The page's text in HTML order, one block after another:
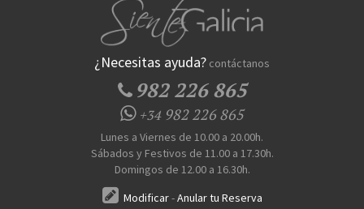
¿Necesitas ayuda? contáctanos
982 226 865
+34982 226 865
Lunes a Viernes de 10.00 a 20.00h.
Sábados y Festivos de 11.00 a 17.30h.
Domingos de 12.00 a 16.30h.
Modificar-Anular tu Reserva